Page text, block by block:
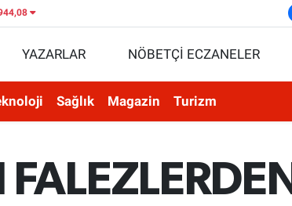
YAZARLAR NÖBETÇİ ECZANELER
Sağlık Magazin Turizm